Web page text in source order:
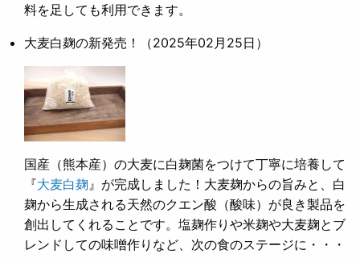
料を足しても利用できます。
大麦白麹の新発売！ （2025年02月25日）
国産（熊本産）の大麦に白麹菌をつけて丁寧に培養して
『大麦白麹』が完成しました！大麦麹からの旨みと、白
麹から生成される天然のクエン酸（酸味）が良き製品を
創出してくれることです。塩麹作りや米麹や大麦麹とブ
レンドしての味噌作りなど、次の食のステージに・・・